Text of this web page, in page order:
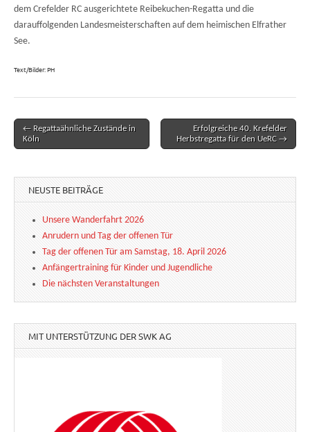
dem Crefelder RC ausgerichtete Reibekuchen-Regatta und die
darauffolgenden Landesmeisterschaften auf dem heimischen Elfrather
See.
Text/Bilder: PH
Post navigation
← Regattaähnliche Zustände in
Köln
Erfolgreiche 40. Krefelder
Herbstregatta für den UeRC →
NEUSTE BEITRÄGE
Unsere Wanderfahrt 2026
Anrudern und Tag der offenen Tür
Tag der offenen Tür am Samstag, 18. April 2026
Anfängertraining für Kinder und Jugendliche
Die nächsten Veranstaltungen
MIT UNTERSTÜTZUNG DER SWK AG